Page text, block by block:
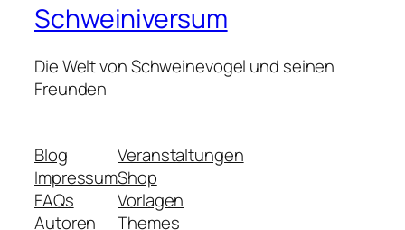
Schweiniversum
Die Welt von Schweinevogel und seinen
Freunden
Blog
Impressum
FAQs
Autoren
Veranstaltungen
Shop
Vorlagen
Themes